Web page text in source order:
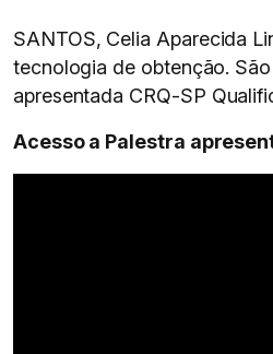
SANTOS, Celia Aparecida
tecnologia de obtenção.
apresentada CRQ-SP
Acesso a Palestra